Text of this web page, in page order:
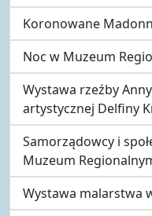
Koronowane
Noc w Muzeum
Wystawa rzeźby
artystycznej Delfiny
Samorządowcy i
Muzeum
Wystawa malarstwa